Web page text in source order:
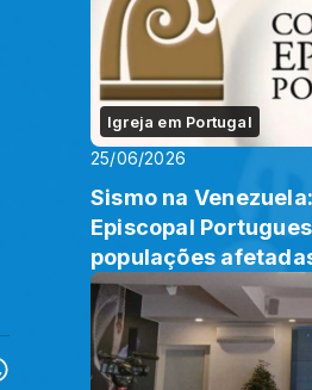
Igreja em Portugal
25/06/2026
Sismo na
Episcopal
populações